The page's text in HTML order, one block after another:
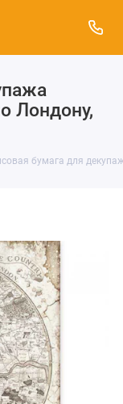
Лондону,
бумага для